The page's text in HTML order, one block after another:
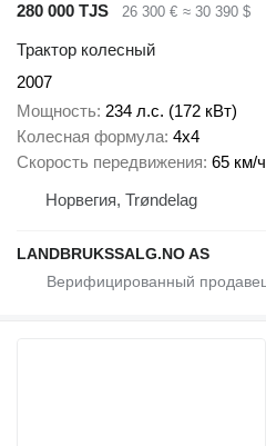
280 000 TJS
26 300 € ≈ 30 390 $
Трактор колесный
2007
Мощность 234 л.с. (172 кВт)
Колесная формула 4x4
Скорость передвижения 65 км/ч
Норвегия, Trøndelag
LANDBRUKSSALG.NO AS